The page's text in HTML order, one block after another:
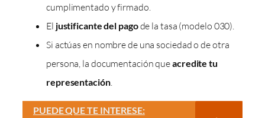
cumplimentado y firmado.
El justificante del pagode la tasa (modelo 030).
Si actúas en nombre de una sociedad o de otra
persona, la documentación queacredite tu
representación.
PUEDE QUE TE INTERESE: